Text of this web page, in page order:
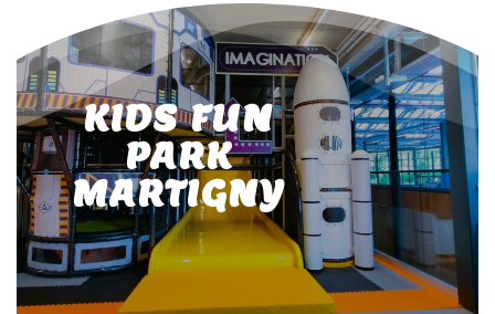
+ 41 21 800 08 08 PLUS D'INFOS
KIDS FUN
PARK
MARTIGNY